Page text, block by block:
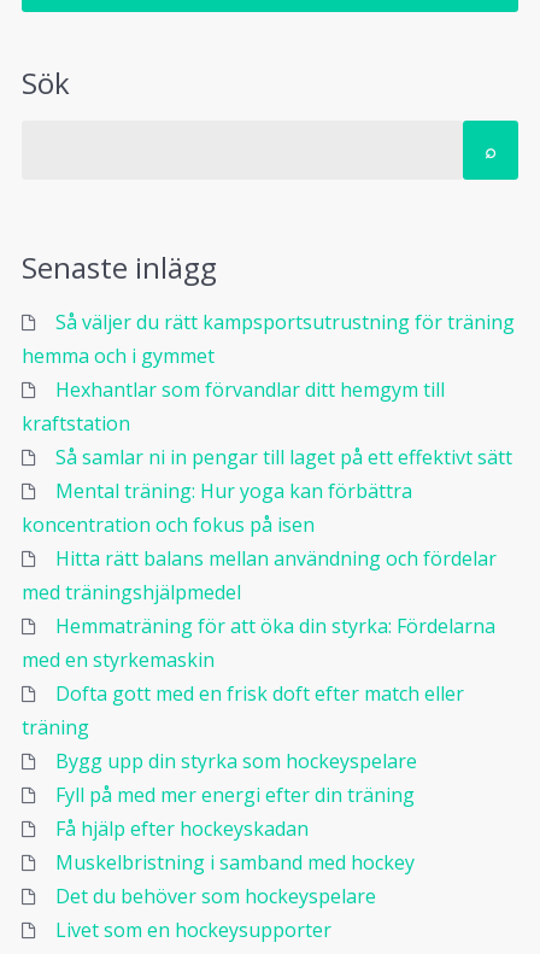
Sök
Senaste inlägg
Så väljer du rätt kampsportsutrustning för träning
hemma och i gymmet
Hexhantlar som förvandlar ditt hemgym till
kraftstation
Så samlar ni in pengar till laget på ett effektivt sätt
Mental träning: Hur yoga kan förbättra
koncentration och fokus på isen
Hitta rätt balans mellan användning och fördelar
med träningshjälpmedel
Hemmaträning för att öka din styrka: Fördelarna
med en styrkemaskin
Dofta gott med en frisk doft efter match eller
träning
Bygg upp din styrka som hockeyspelare
Fyll på med mer energi efter din träning
Få hjälp efter hockeyskadan
Muskelbristning i samband med hockey
Det du behöver som hockeyspelare
Livet som en hockeysupporter